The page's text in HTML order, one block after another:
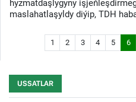
hyzmatdaşlygyny
maslahatlaşyldy diýip, TDH
1 2 3 4 5 6
USSATLAR